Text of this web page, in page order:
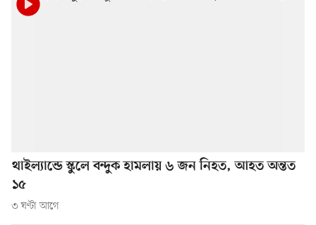
থাইল্যান্ডে স্কুলে বন্দুক হামলায় ৬ জন নিহত, আহত অন্তত
১৫
৩ ঘণ্টা আগে